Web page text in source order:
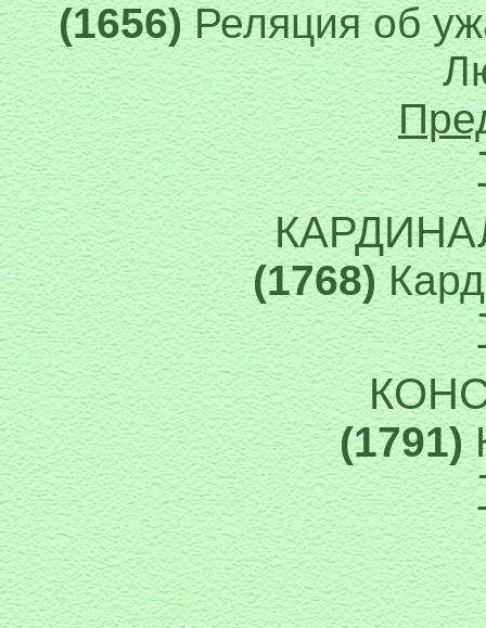
(1656)Реляция об
(1768)
(1791)